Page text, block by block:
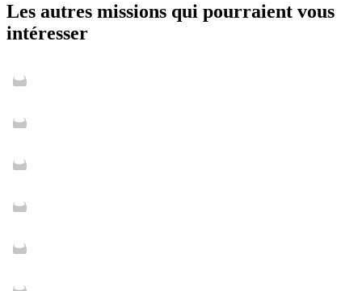
Les autres missions qui pourraient vous
intéresser